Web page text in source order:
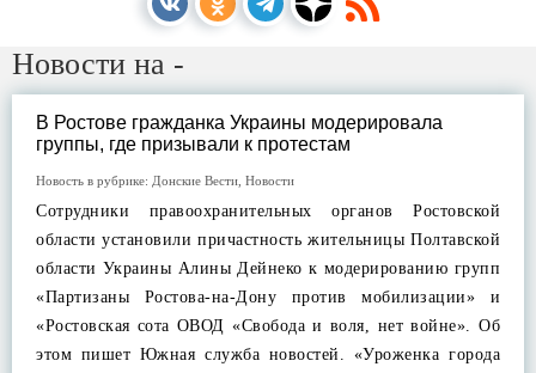
Новости на -
В Ростове гражданка Украины модерировала
группы, где призывали к протестам
Новость в рубрике: Донские Вести Новости
Сотрудники правоохранительных органов Ростовской
области установили причастность жительницы Полтавской
области Украины Алины Дейнеко к модерированию групп
«Партизаны Ростова-на-Дону против мобилизации» и
«Ростовская сота ОВОД «Свобода и воля, нет войне». Об
этом пишет Южная служба новостей. «Уроженка города